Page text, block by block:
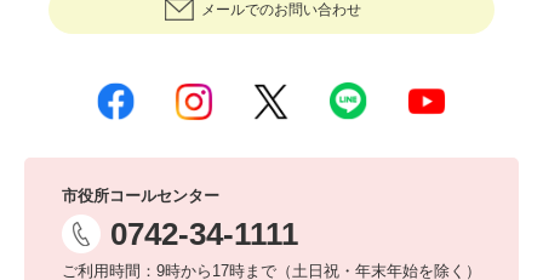
メールでのお問い合わせ
市役所コールセンター
0742-34-1111
ご利用時間：9時から17時まで（土日祝・年末年始を除く）